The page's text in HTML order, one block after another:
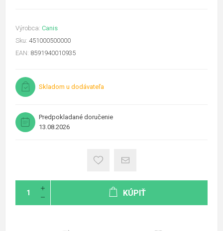
Výrobca: Canis
Sku: 451000500000
EAN: 8591940010935
Skladom u dodávateľa
Predpokladané doručenie
13.08.2026
KÚPIŤ